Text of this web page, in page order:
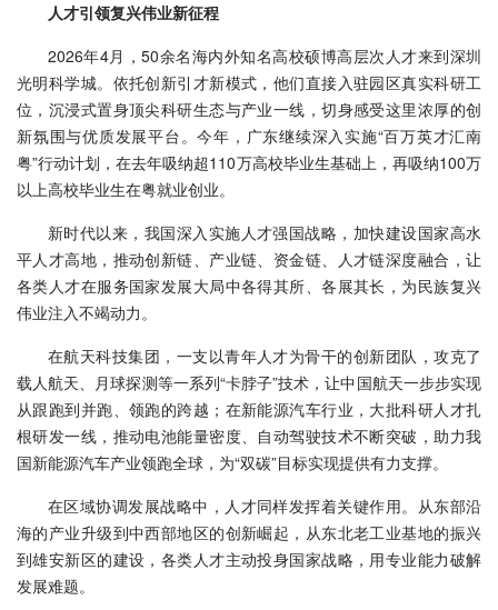
人才引领复兴伟业新征程
2026年4月，50余名海内外知名高校硕博高层次人才来到深圳
光明科学城。依托创新引才新模式，他们直接入驻园区真实科研工
位，沉浸式置身顶尖科研生态与产业一线，切身感受这里浓厚的创
新氛围与优质发展平台。今年，广东继续深入实施“百万英才汇南
粤”行动计划，在去年吸纳超110万高校毕业生基础上，再吸纳100万
以上高校毕业生在粤就业创业。
新时代以来，我国深入实施人才强国战略，加快建设国家高水
平人才高地，推动创新链、产业链、资金链、人才链深度融合，让
各类人才在服务国家发展大局中各得其所、各展其长，为民族复兴
伟业注入不竭动力。
在航天科技集团，一支以青年人才为骨干的创新团队，攻克了
载人航天、月球探测等一系列“卡脖子”技术，让中国航天一步步实现
从跟跑到并跑、领跑的跨越；在新能源汽车行业，大批科研人才扎
根研发一线，推动电池能量密度、自动驾驶技术不断突破，助力我
国新能源汽车产业领跑全球，为“双碳”目标实现提供有力支撑。
在区域协调发展战略中，人才同样发挥着关键作用。从东部沿
海的产业升级到中西部地区的创新崛起，从东北老工业基地的振兴
到雄安新区的建设，各类人才主动投身国家战略，用专业能力破解
发展难题。